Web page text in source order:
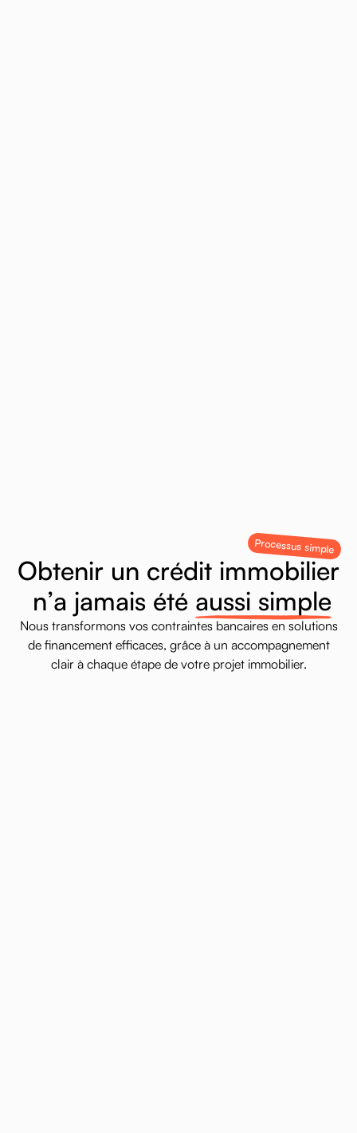
Obtenir un crédit immobilier
n’a jamais été aussi simple
Nous transformons vos contraintes bancaires en solutions
de financement efficaces, grâce à un accompagnement
clair à chaque étape de votre projet immobilier.
Processus simple